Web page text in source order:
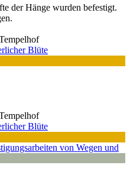
der Hänge wurden befestigt.
Blüte
Blüte